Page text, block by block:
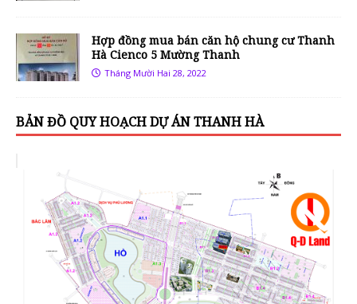
Hợp đồng mua bán căn hộ chung cư Thanh
Hà Cienco 5 Mường Thanh
Tháng Mười Hai 28, 2022
BẢN ĐỒ QUY HOẠCH DỰ ÁN THANH HÀ